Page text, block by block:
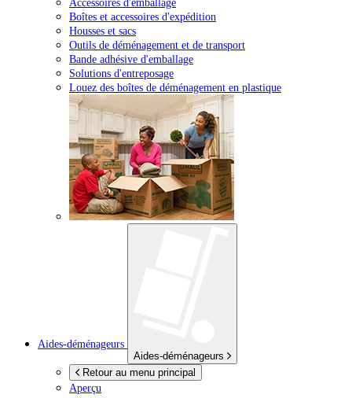
Boîtes et accessoires d'expédition
Housses et sacs
Outils de déménagement et de transport
Bande adhésive d'emballage
Solutions d'entreposage
Louez des boîtes de déménagement en plastique
Aides-déménageurs
Aides-déménageurs
Retour au menu principal
Aperçu